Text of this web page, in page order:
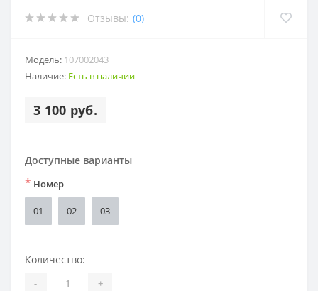
Отзывы: (0)
Модель: 107002043
Наличие: Есть в наличии
3 100 руб.
Доступные варианты
* Номер
01 02 03
Количество:
- +